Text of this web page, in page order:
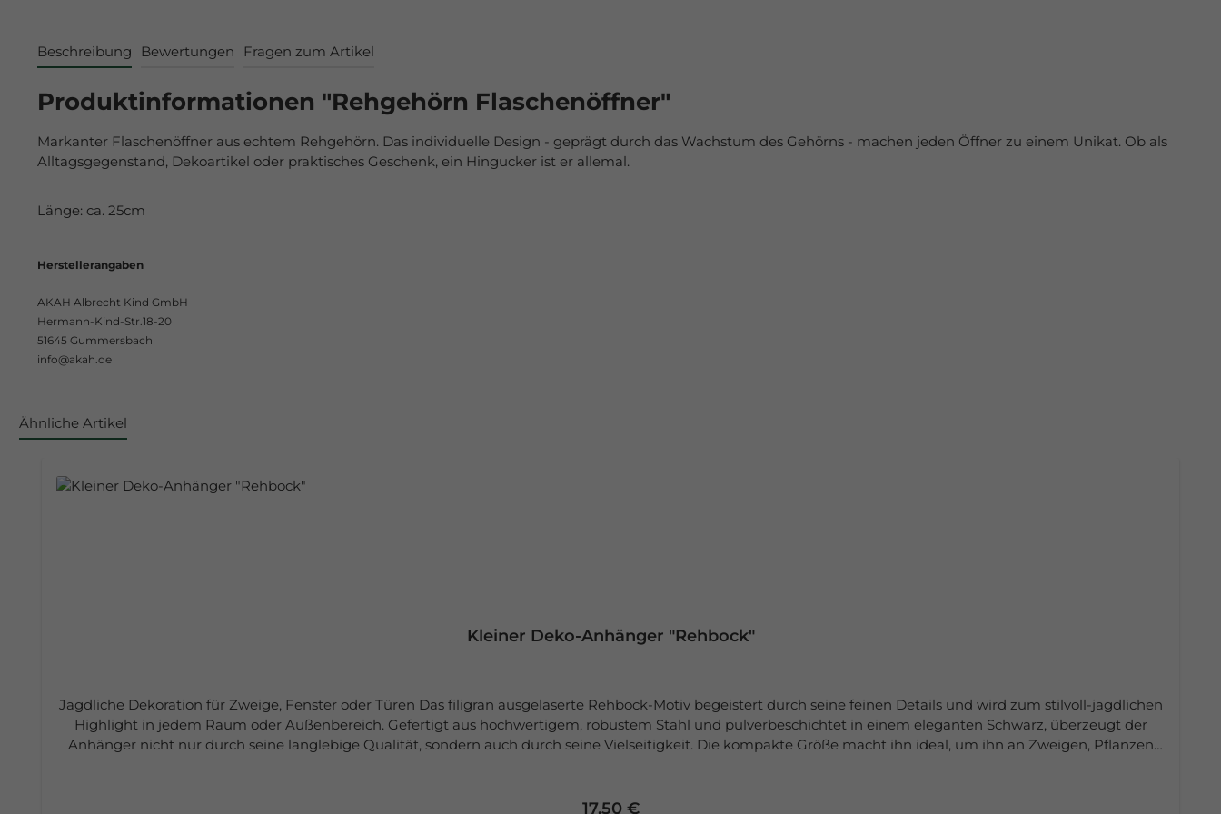
Beschreibung Bewertungen Fragen zum Artikel
Produktinformationen "Rehgehörn Flaschenöffner"
Markanter Flaschenöffner aus echtem Rehgehörn. Das individuelle Design - geprägt durch das Wachstum des Gehörns - machen jeden Öffner zu einem Unikat. Ob als
Alltagsgegenstand, Dekoartikel oder praktisches Geschenk, ein Hingucker ist er allemal.
Länge: ca. 25cm
Herstellerangaben
AKAH Albrecht Kind GmbH
Hermann-Kind-Str.18-20
51645 Gummersbach
info@akah.de
Ähnliche Artikel
Kleiner Deko-Anhänger "Rehbock"
Jagdliche Dekoration für Zweige, Fenster oder Türen Das filigran ausgelaserte Rehbock-Motiv begeistert durch seine feinen Details und wird zum stilvoll-jagdlichen
Highlight in jedem Raum oder Außenbereich. Gefertigt aus hochwertigem, robustem Stahl und pulverbeschichtet in einem eleganten Schwarz, überzeugt der
Anhänger nicht nur durch seine langlebige Qualität, sondern auch durch seine Vielseitigkeit. Die kompakte Größe macht ihn ideal, um ihn an Zweigen, Pflanzen
Geschenke zum Geburtstag oder als kleine Aufmerksamkeit für zwischendurch. Merkmale: Motiv: Bock Größe: 9 × 9 × 0,1 cm Material: Stahl, pulverbeschichtet,
Regulärer Preis:
17,50 €